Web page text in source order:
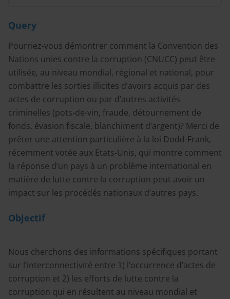
Query
Pourriez-vous démontrer comment la Convention des
Nations unies contre la corruption (CNUCC) peut être
utilisée, au niveau mondial, régional et national, pour
combattre les sorties illicites d’avoirs acquis par des
actes de corruption ou par d’autres activités
criminelles (pots-de-vin, fraude, détournement de
fonds, évasion fiscale, blanchiment d’argent)? Merci de
prêter une attention particulière à la loi Dodd-Frank,
récemment votée aux Etats-Unis, qui montre comment
la réponse d’un pays à un problème international en
matière de lutte contre la corruption peut avoir un
impact sur les procédés nationaux d’autres pays.
Objectif
Nous cherchons des informations spécifiques portant
sur l’interconnectivité entre 1) l’occurrence d’actes de
corruption et 2) les efforts de lutte contre la
corruption qui en résultent au niveau mondial et